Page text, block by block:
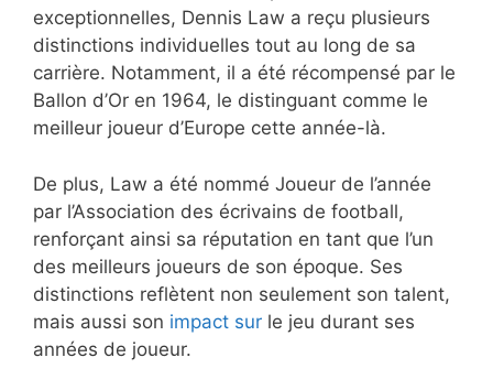
exceptionnelles, Dennis Law a reçu plusieurs
distinctions individuelles tout au long de sa
carrière. Notamment, il a été récompensé par le
Ballon d’Or en 1964, le distinguant comme le
meilleur joueur d’Europe cette année-là.
De plus, Law a été nommé Joueur de l’année
par l’Association des écrivains de football,
renforçant ainsi sa réputation en tant que l’un
des meilleurs joueurs de son époque. Ses
distinctions reflètent non seulement son talent,
mais aussi son impact sur le jeu durant ses
années de joueur.